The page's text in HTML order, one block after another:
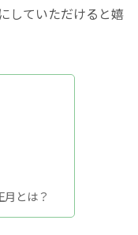
していただけると嬉
とは？